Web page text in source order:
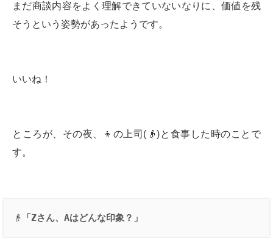
まだ商談内容をよく理解できていないなりに、価値を残
そうという姿勢があったようです。
いいね！
ところが、その夜、👦の上司(👴)と食事した時のことで
す。
👴 「 Zさん、 Aはどんな印象？」